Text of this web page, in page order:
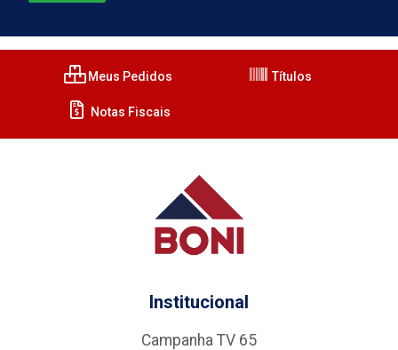
Meus Pedidos Títulos
Notas Fiscais
Institucional
Campanha TV 65